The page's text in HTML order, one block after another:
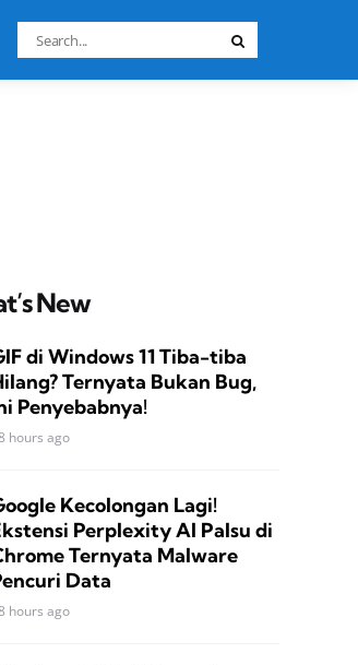
Search
for:
New
di Windows 11 Tiba-tiba
Ternyata Bukan Bug,
Penyebabnya!
hours ago
Kecolongan Lagi!
Perplexity AI Palsu di
Ternyata Malware
Data
hours ago